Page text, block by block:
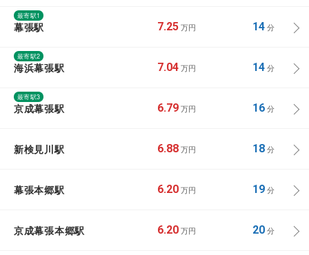
最寄駅1
幕張駅 7.25 万円 14分
最寄駅2
海浜幕張駅 7.04 万円 14分
最寄駅3
京成幕張駅 6.79 万円 16分
新検見川駅 6.88 万円 18分
幕張本郷駅 6.20 万円 19分
京成幕張本郷駅 6.20 万円 20分